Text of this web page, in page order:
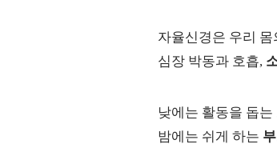
자율신경은 우리
심장 박동과 호흡,
낮에는 활동을 돕는
밤에는 쉬게 하는